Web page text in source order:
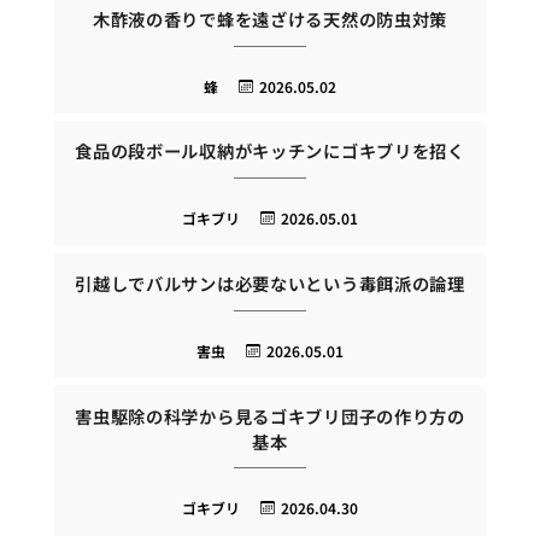
木酢液の香りで蜂を遠ざける天然の防虫対策
2026.05.02
蜂
食品の段ボール収納がキッチンにゴキブリを招く
2026.05.01
ゴキブリ
引越しでバルサンは必要ないという毒餌派の論理
2026.05.01
害虫
害虫駆除の科学から見るゴキブリ団子の作り方の
基本
2026.04.30
ゴキブリ